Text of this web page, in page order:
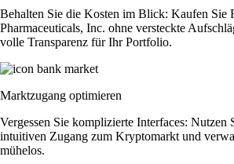
Behalten Sie die Kosten im Blick: Kaufen Sie
Pharmaceuticals, Inc. ohne versteckte
volle Transparenz für Ihr Portfolio.
Marktzugang optimieren
Vergessen Sie komplizierte Interfaces: Nutzen
intuitiven Zugang zum Kryptomarkt und
mühelos.